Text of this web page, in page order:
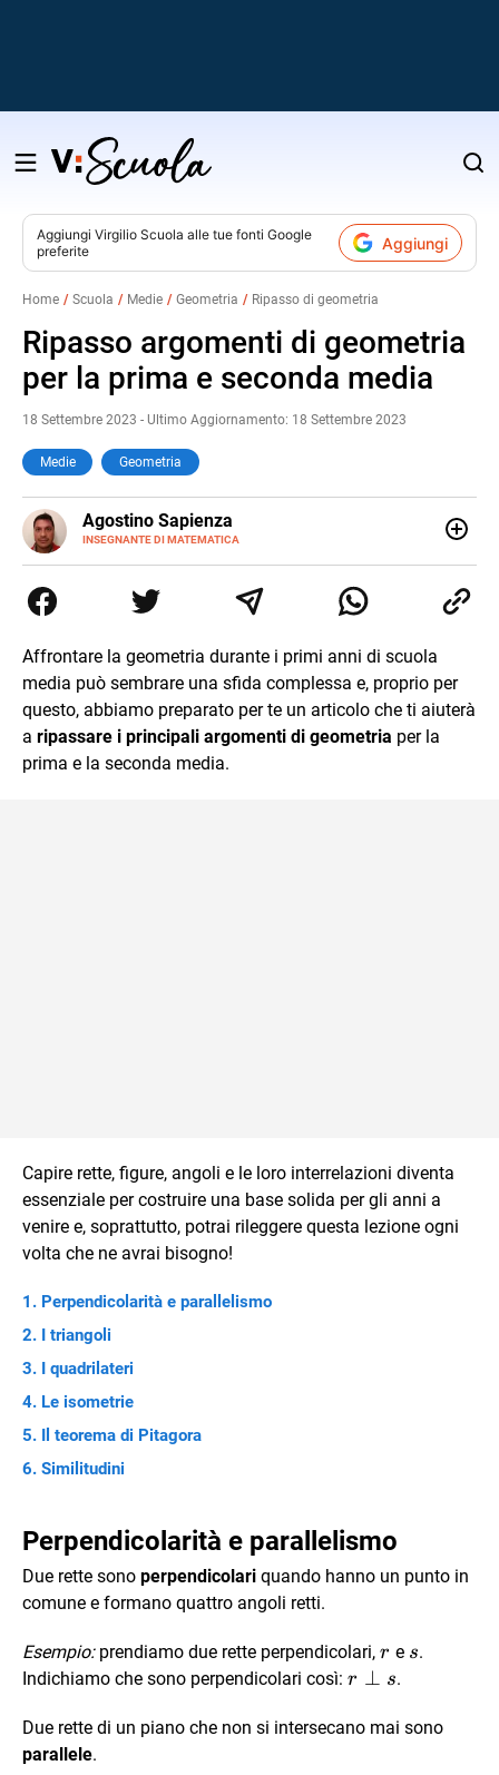
Salta
contenuto
Aggiungi Virgilio Scuola alle tue fonti Google
preferite
Aggiungi
Home Scuola Medie Geometria Ripasso di geometria
Ripasso argomenti di geometria
per la prima e seconda media
18 Settembre 2023 - Ultimo Aggiornamento: 18 Settembre 2023
Medie Geometria
Agostino Sapienza
INSEGNANTE DI MATEMATICA
E-
MAIL
LINKEDIN
Tommaso Gulli. Ho conseguito la laurea triennale in
Relazioni Internazionali a Messina e in Economia
commercialisti sono stato chiamato per una supplenza
covid nella classe di insegnamento A47. Ho poi
conseguito l'abilitazione a Trieste nel sostegno e sono
entrato di ruolo nel 2023
Affrontare la geometria durante i primi anni di scuola
media può sembrare una sfida complessa e, proprio per
questo, abbiamo preparato per te un articolo che ti aiuterà
a ripassare i principali argomenti di geometria per la
prima e la seconda media.
Capire rette, figure, angoli e le loro interrelazioni diventa
essenziale per costruire una base solida per gli anni a
venire e, soprattutto, potrai rileggere questa lezione ogni
volta che ne avrai bisogno!
Perpendicolarità e parallelismo
I triangoli
I quadrilateri
Le isometrie
Il teorema di Pitagora
Similitudini
Perpendicolarità e parallelismo
Due rette sono perpendicolari quando hanno un punto in
comune e formano quattro angoli retti.
Esempio:prendiamo due rette perpendicolari, r
r e s
s.
Indichiamo che sono perpendicolari così: r
s
r ⊥ s.
Due rette di un piano che non si intersecano mai sono
parallele.